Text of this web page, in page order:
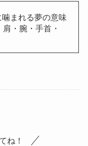
噛まれる夢の意味
・腕・手首・
ね！